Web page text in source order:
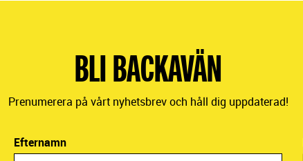
BLI BACKAVÄN
Prenumerera på vårt nyhetsbrev och håll dig uppdaterad!
Efternamn